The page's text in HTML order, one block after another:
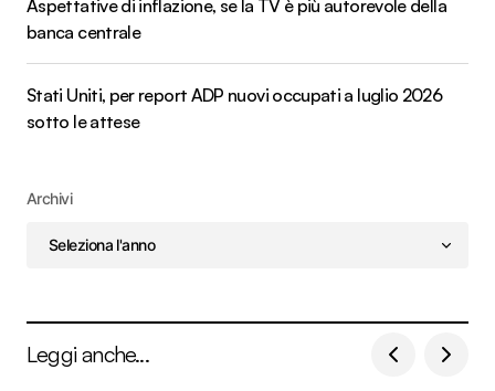
Aspettative di inflazione, se la TV è più autorevole della
banca centrale
Stati Uniti, per report ADP nuovi occupati a luglio 2026
sotto le attese
Archivi
Leggi anche...